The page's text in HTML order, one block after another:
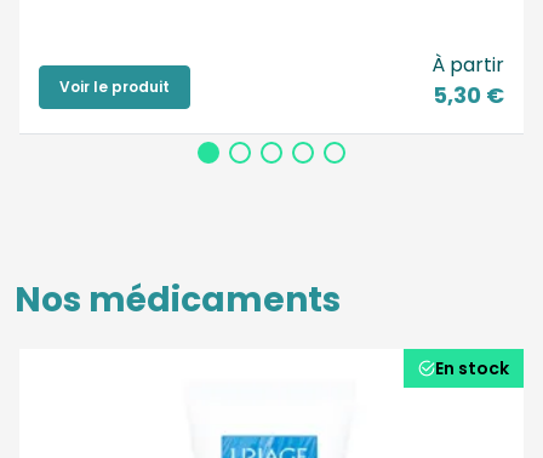
Voir le produit
À partir
5,30 €
Nos médicaments
En stock